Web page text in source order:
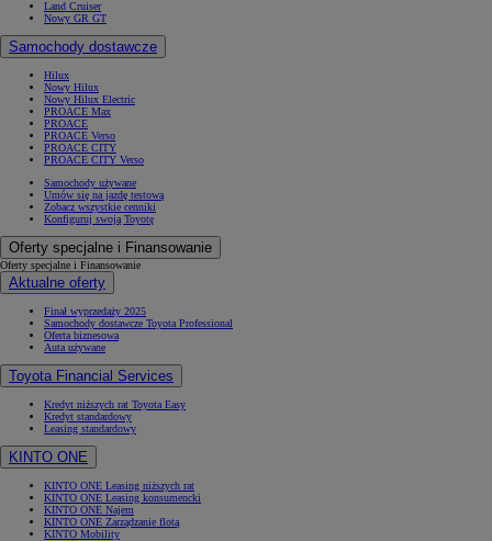
Land Cruiser
Nowy GR GT
Samochody dostawcze
Hilux
Nowy Hilux
Nowy Hilux Electric
PROACE Max
PROACE
PROACE Verso
PROACE CITY
PROACE CITY Verso
Samochody używane
Umów się na jazdę testową
Zobacz wszystkie cenniki
Konfiguruj swoją Toyotę
Oferty specjalne i Finansowanie
Oferty specjalne i Finansowanie
Aktualne oferty
Finał wyprzedaży 2025
Samochody dostawcze Toyota Professional
Oferta biznesowa
Auta używane
Toyota Financial Services
Kredyt niższych rat Toyota Easy
Kredyt standardowy
Leasing standardowy
KINTO ONE
KINTO ONE Leasing niższych rat
KINTO ONE Leasing konsumencki
KINTO ONE Najem
KINTO ONE Zarządzanie flotą
KINTO Mobility